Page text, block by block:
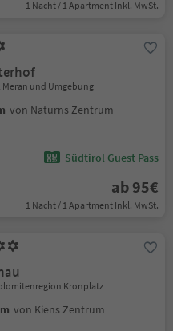
1 Nacht / 1 Apartment Inkl. MwSt.
Meran und Umgebung
von Naturns Zentrum
Südtirol Guest Pass
ab 95€
1 Nacht / 1 Apartment Inkl. MwSt.
Kronplatz
von Kiens Zentrum